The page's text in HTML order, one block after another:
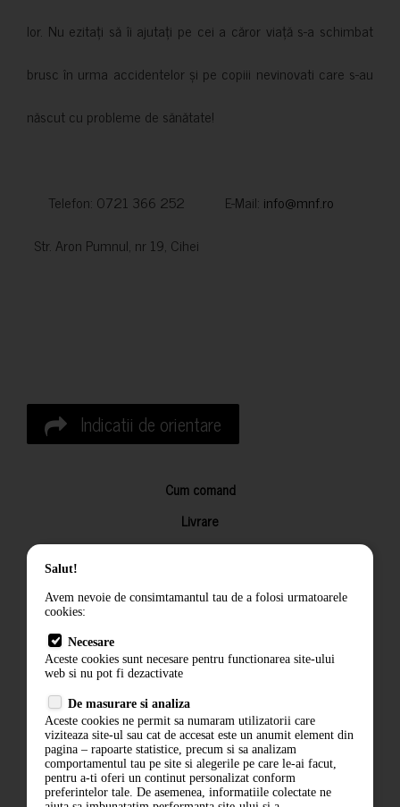
lor. Nu ezitați să îi ajutați pe cei a căror viață s-a schimbat
brusc în urma accidentelor și pe copiii nevinovati care s-au
născut cu probleme de sănătate!
Telefon: 0721 366 252 E-Mail: info@mnf.ro
Str. Aron Pumnul, nr 19, Cihei
Indicatii de orientare
Cum comand
Livrare
Returnarea produselor
Termeni si conditii
Politica de confidentialitate
ANPC
Salut!
Avem nevoie de consimtamantul tau de a folosi urmatoarele
cookies:
Necesare
Aceste cookies sunt necesare pentru functionarea site-ului
web si nu pot fi dezactivate
De masurare si analiza
Aceste cookies ne permit sa numaram utilizatorii care
viziteaza site-ul sau cat de accesat este un anumit element din
pagina – rapoarte statistice, precum si sa analizam
comportamentul tau pe site si alegerile pe care le-ai facut,
pentru a-ti oferi un continut personalizat conform
preferintelor tale. De asemenea, informatiile colectate ne